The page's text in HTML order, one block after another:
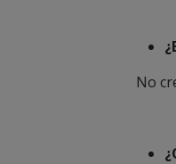
No